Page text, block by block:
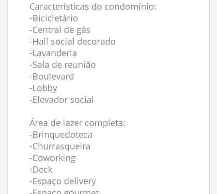
Características do condomínio:
-Bicicletário
-Central de gás
-Hall social decorado
-Lavanderia
-Sala de reunião
-Boulevard
-Lobby
-Elevador social
Área de lazer completa:
-Brinquedoteca
-Churrasqueira
-Coworking
-Deck
-Espaço delivery